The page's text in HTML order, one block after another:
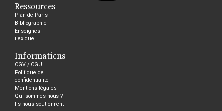
Ressources
Plan de Paris
Bibliographie
Enseignes
Lexique
Informations
CGV / CGU
Politique de
confidentialité
Mentions légales
Qui sommes-nous ?
Ils nous soutiennent